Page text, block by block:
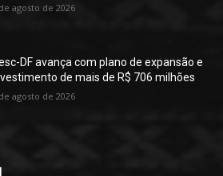
agosto de 2026
DF avança com plano de expansão e
de mais de R$ 706 milhões
agosto de 2026